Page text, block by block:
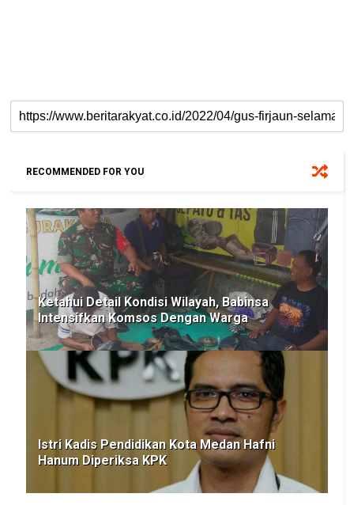
RECOMMENDED FOR YOU
Ketahui Detail Kondisi Wilayah, Babinsa
Intensifkan Komsos Dengan Warga
Istri Kadis Pendidikan Kota Medan Hafni
Hanum Diperiksa KPK